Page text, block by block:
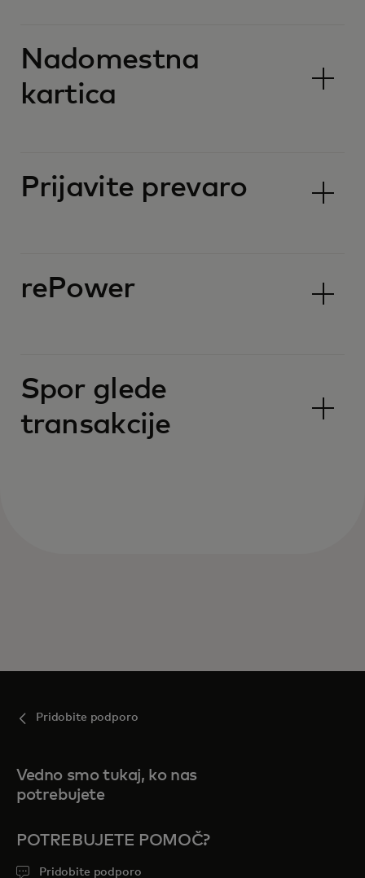
Nadomestna
kartica
Prijavite prevaro
rePower
Spor glede
transakcije
Pridobite podporo
Vedno smo tukaj, ko nas
potrebujete
POTREBUJETE POMOČ?
Pridobite podporo